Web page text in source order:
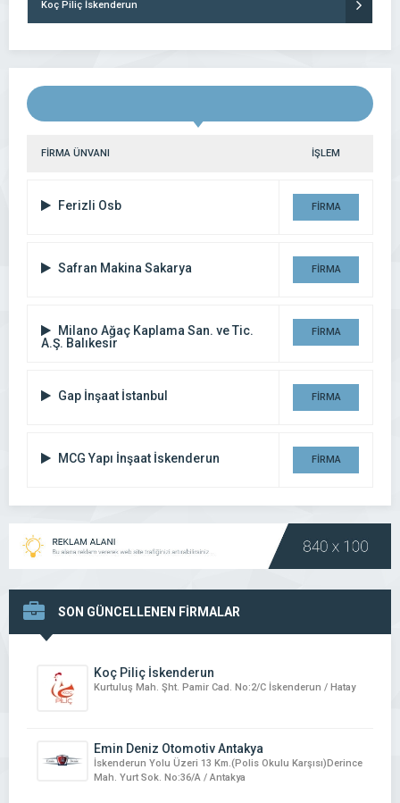
Koç Piliç İskenderun
FİRMA ÜNVANI İŞLEM
Ferizli Osb FİRMA
Safran Makina Sakarya FİRMA
Milano Ağaç Kaplama San. ve Tic.
A.Ş. Balıkesir
FİRMA
Gap İnşaat İstanbul FİRMA
MCG Yapı İnşaat İskenderun FİRMA
SON GÜNCELLENEN FİRMALAR
Koç Piliç İskenderun
Kurtuluş Mah. Şht. Pamir Cad. No:2/C İskenderun / Hatay
Emin Deniz Otomotiv Antakya
İskenderun Yolu Üzeri 13 Km.(Polis Okulu Karşısı)Derince
Mah. Yurt Sok. No:36/A / Antakya